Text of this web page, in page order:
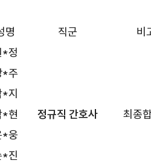
명 직군
비
*정
정규직 간호사 최종
*주
*지
*현
*웅
*진